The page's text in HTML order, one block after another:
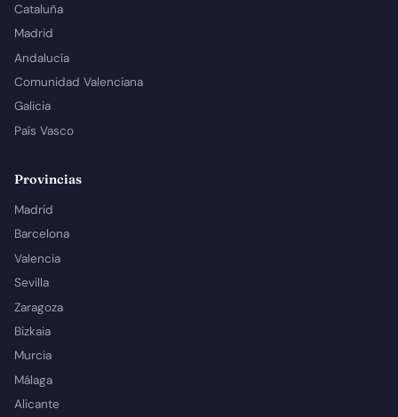
Cataluña
Madrid
Andalucía
Comunidad Valenciana
Galicia
País Vasco
Provincias
Madrid
Barcelona
Valencia
Sevilla
Zaragoza
Bizkaia
Murcia
Málaga
Alicante